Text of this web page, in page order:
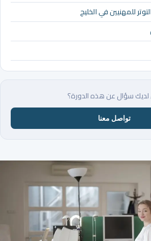
للمهنيين في الخليج
سؤال عن هذه الدورة؟
تواصل معنا